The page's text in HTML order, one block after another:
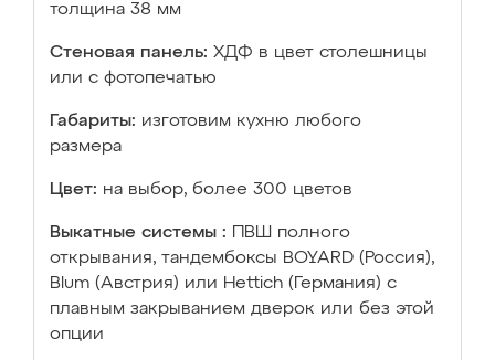
толщина 38 мм
Стеновая панель: ХДФ в цвет столешницы
или с фотопечатью
Габариты: изготовим кухню любого
размера
Цвет: на выбор, более 300 цветов
Выкатные системы :
ПВШ полного
открывания, тандембоксы BOYARD (Россия),
Blum (Австрия) или Hettich (Германия) с
плавным закрыванием дверок или без этой
опции